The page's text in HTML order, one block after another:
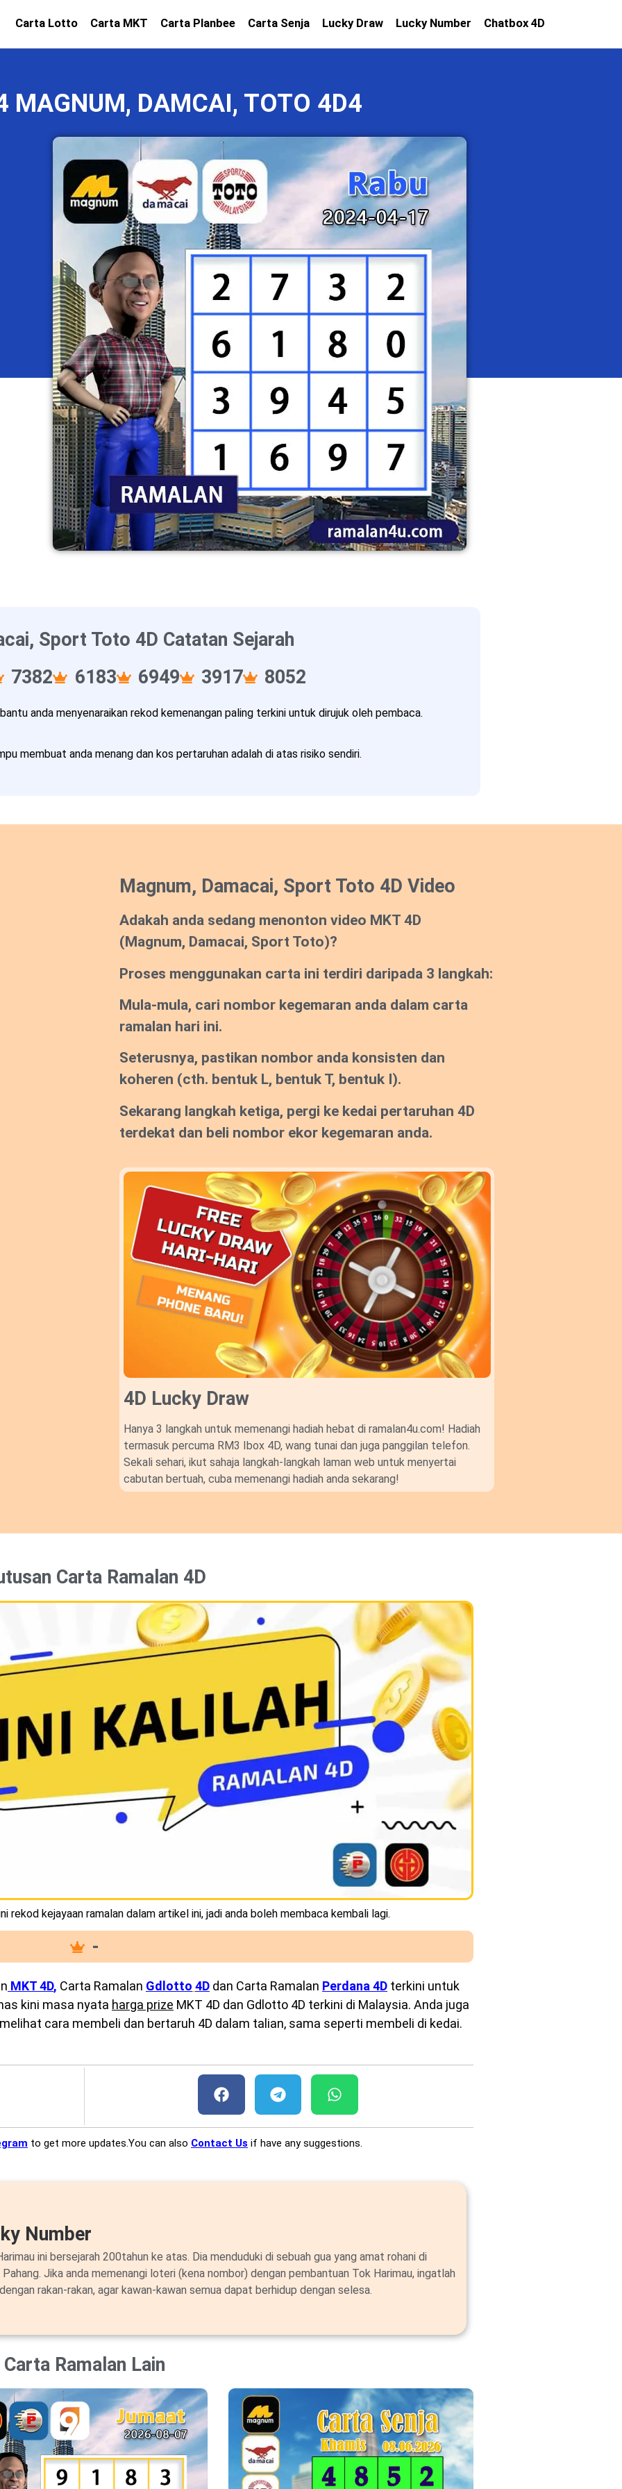
Carta Lotto Carta MKT Carta Planbee Carta Senja Lucky Draw Lucky Number Chatbox 4D
DAMCAI, TOTO 4D4
Sport Toto 4D Catatan Sejarah
7382
6183 6949 3917 8052
anda menyenaraikan rekod kemenangan paling terkini untuk dirujuk oleh pembaca.
membuat anda menang dan kos pertaruhan adalah di atas risiko sendiri.
Magnum, Damacai, Sport Toto 4D Video
Adakah anda sedang menonton video MKT 4D
(Magnum, Damacai, Sport Toto)?
Proses menggunakan carta ini terdiri daripada 3 langkah:
Mula-mula, cari nombor kegemaran anda dalam carta
ramalan hari ini.
Seterusnya, pastikan nombor anda konsisten dan
koheren (cth. bentuk L, bentuk T, bentuk I).
Sekarang langkah ketiga, pergi ke kedai pertaruhan 4D
terdekat dan beli nombor ekor kegemaran anda.
4D Lucky Draw​
Hanya 3 langkah untuk memenangi hadiah hebat di ramalan4u.com! Hadiah
termasuk percuma RM3 Ibox 4D, wang tunai dan juga panggilan telefon.
Sekali sehari, ikut sahaja langkah-langkah laman web untuk menyertai
cabutan bertuah, cuba memenangi hadiah anda sekarang!
Carta Ramalan 4D
rekod kejayaan ramalan dalam artikel ini, jadi anda boleh membaca kembali lagi.
-
MKT 4D, Carta Ramalan Gdlotto 4D dan Carta Ramalan Perdana 4D terkini untuk
kini masa nyata harga prize MKT 4D dan Gdlotto 4D terkini di Malaysia. Anda juga
cara membeli dan bertaruh 4D dalam talian, sama seperti membeli di kedai.
to get more updates.You can also Contact Us if have any suggestions.
Number
ini bersejarah 200tahun ke atas. Dia menduduki di sebuah gua yang amat rohani di
Jika anda memenangi loteri (kena nombor) dengan pembantuan Tok Harimau, ingatlah
rakan-rakan, agar kawan-kawan semua dapat berhidup dengan selesa.
Carta Ramalan Lain